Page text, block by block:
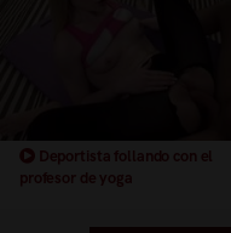
Deportista follando con el
profesor de yoga